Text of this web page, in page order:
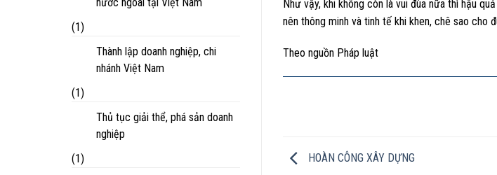
(1)
Thành lập doanh nghiệp, chi
nhánh Việt Nam
(1)
Thủ tục giải thể, phá sản doanh
nghiệp
(1)
Như vậy, khi không còn là vui đùa nữa thì hậu
nên thông minh và tinh tế khi khen, chê sao cho
Theo nguồn Pháp luật
HOÀN CÔNG XÂY DỰNG